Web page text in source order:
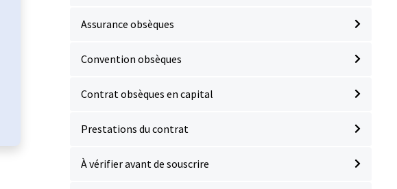
Assurance obsèques
Convention obsèques
Contrat obsèques en capital
Prestations du contrat
À vérifier avant de souscrire